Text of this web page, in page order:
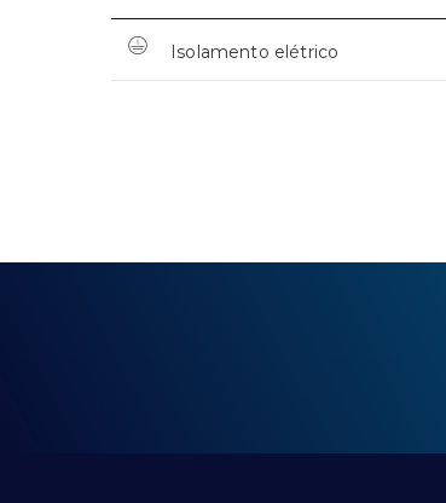
Isolamento elétrico